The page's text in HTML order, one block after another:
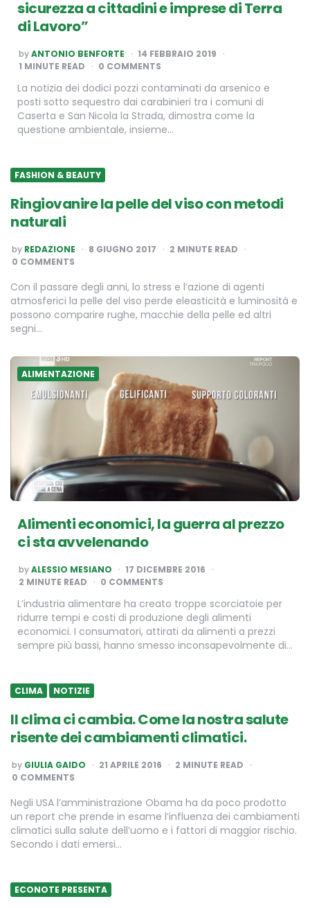
sicurezza a cittadini e imprese di Terra
di Lavoro”
POSTED
BY
byANTONIO BENFORTE
14 FEBBRAIO 2019
1 MINUTE READ 0 COMMENTS
La notizia dei dodici pozzi contaminati da arsenico e
posti sotto sequestro dai carabinieri tra i comuni di
Caserta e San Nicola la Strada, dimostra come la
questione ambientale, insieme…
FASHION & BEAUTY
Ringiovanire la pelle del viso con metodi
naturali
POSTED
BY
by REDAZIONE 8 GIUGNO 2017 2 MINUTE READ
0 COMMENTS
Con il passare degli anni, lo stress e l’azione di agenti
atmosferici la pelle del viso perde eleasticità e luminosità e
possono comparire rughe, macchie della pelle ed altri
segni…
ALIMENTAZIONE
Alimenti economici, la guerra al prezzo
ci sta avvelenando
POSTED
BY
byALESSIO MESIANO
17 DICEMBRE 2016
2 MINUTE READ 0 COMMENTS
L’industria alimentare ha creato troppe scorciatoie per
ridurre tempi e costi di produzione degli alimenti
economici. I consumatori, attirati da alimenti a prezzi
sempre più bassi, hanno smesso inconsapevolmente di…
CLIMA NOTIZIE
Il clima ci cambia. Come la nostra salute
risente dei cambiamenti climatici.
POSTED
BY
by GIULIA GAIDO 21 APRILE 2016 2 MINUTE READ
0 COMMENTS
Negli USA l’amministrazione Obama ha da poco prodotto
un report che prende in esame l’influenza dei cambiamenti
climatici sulla salute dell’uomo e i fattori di maggior rischio.
Secondo i dati emersi…
ECONOTE PRESENTA